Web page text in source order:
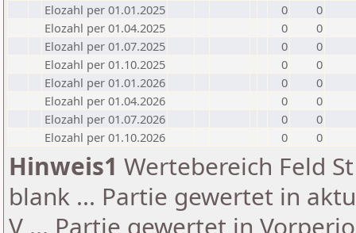
Elozahl per 01.01.2025
0
0
Elozahl per 01.04.2025
0
0
Elozahl per 01.07.2025
0
0
Elozahl per 01.10.2025
0
0
Elozahl per 01.01.2026
0
0
Elozahl per 01.04.2026
0
0
Elozahl per 01.07.2026
0
0
Elozahl per 01.10.2026
0 0
Hinweis1 Wertebereich Feld
blank ... Partie gewertet in
V ... Partie gewertet in